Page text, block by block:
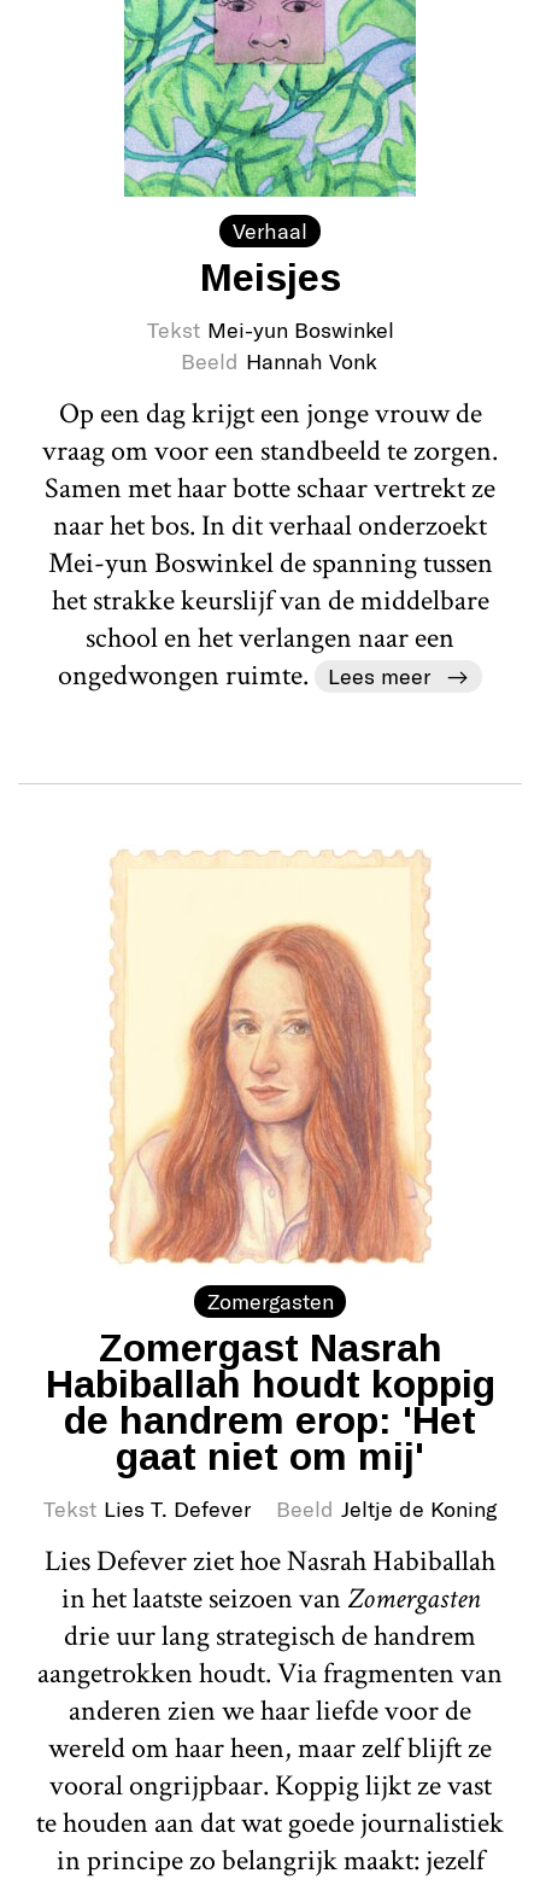
Verhaal
Meisjes
Tekst Mei-yun Boswinkel
Beeld Hannah Vonk
Op een dag krijgt een jonge vrouw de
vraag om voor een standbeeld te zorgen.
Samen met haar botte schaar vertrekt ze
naar het bos. In dit verhaal onderzoekt
Mei-yun Boswinkel de spanning tussen
het strakke keurslijf van de middelbare
school en het verlangen naar een
ongedwongen ruimte.
Lees meer
Zomergasten
Zomergast Nasrah
Habiballah houdt koppig
de handrem erop: 'Het
gaat niet om mij'
Tekst Lies T. Defever Beeld Jeltje de Koning
Lies Defever ziet hoe Nasrah Habiballah
in het laatste seizoen vanZomergasten
drie uur lang strategisch de handrem
aangetrokken houdt. Via fragmenten van
anderen zien we haar liefde voor de
wereld om haar heen, maar zelf blijft ze
vooral ongrijpbaar. Koppig lijkt ze vast
te houden aan dat wat goede journalistiek
in principe zo belangrijk maakt: jezelf